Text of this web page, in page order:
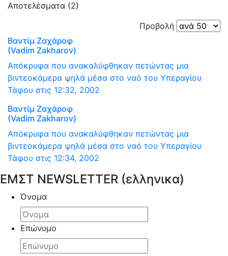
Αποτελέσματα (2)
Προβολή
Βαντίμ Ζαχάροφ
(Vadim Zakharov)
Απόκρυφα που ανακαλύφθηκαν πετώντας μια
βιντεοκάμερα ψηλά μέσα στο ναό του Υπεραγίου
Τάφου στις 12:32, 2002
Βαντίμ Ζαχάροφ
(Vadim Zakharov)
Απόκρυφα που ανακαλύφθηκαν πετώντας μια
βιντεοκάμερα ψηλά μέσα στο ναό του Υπεραγίου
Τάφου στις 12:34, 2002
ΕΜΣΤ NEWSLETTER (ελληνικα)
Όνομα
Επώνυμο